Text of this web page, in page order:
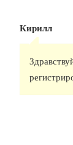
Кирилл